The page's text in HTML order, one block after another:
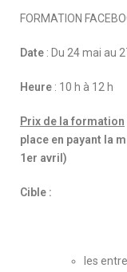
FORMATION
Date : Du 24 mai au
Heure : 10 h à 12 h
Prix de la formation
place en payant la
1er avril)
Cible :
les